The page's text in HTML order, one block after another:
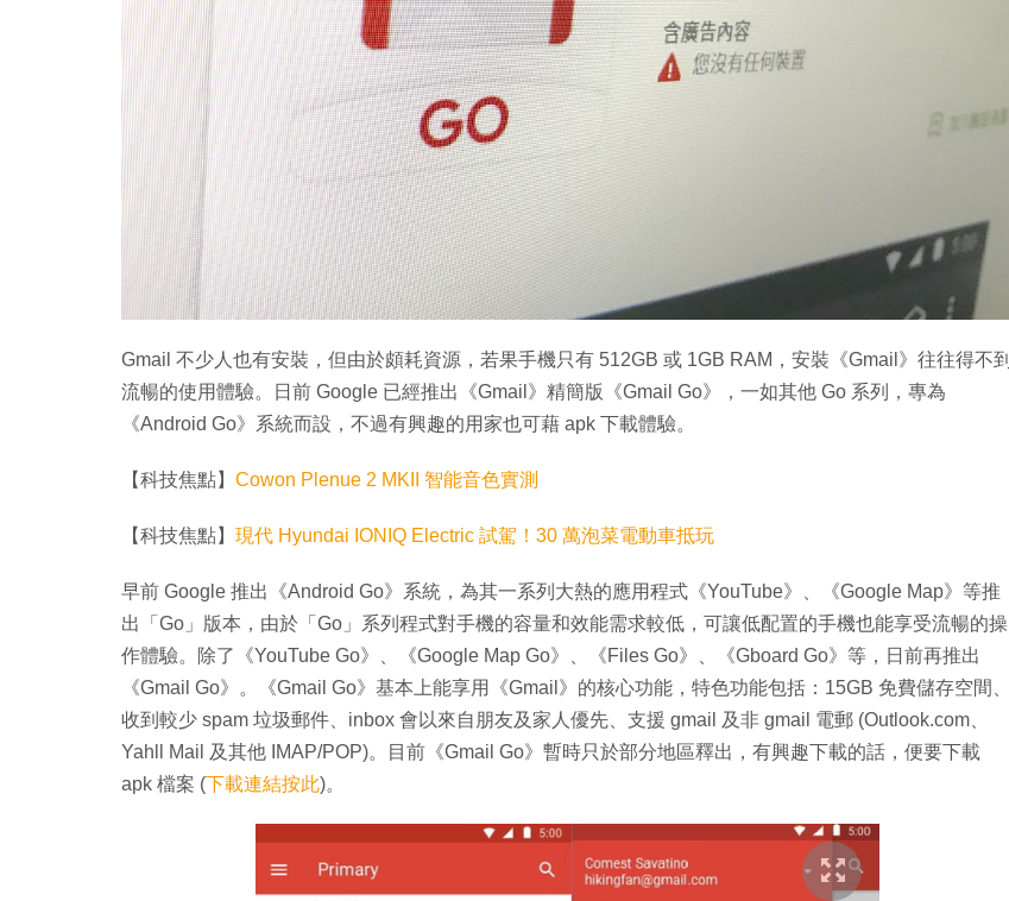
Gmail 不少人也有安裝，但由於頗耗資源，若果手機只有 512GB 或 1GB RAM，安裝《Gmail》往往得不到
流暢的使用體驗。日前 Google 已經推出《Gmail》精簡版《Gmail Go》，一如其他 Go 系列，專為
《Android Go》系統而設，不過有興趣的用家也可藉 apk 下載體驗。
【科技焦點】 Cowon Plenue 2 MKII 智能音色實測
【科技焦點】 現代 Hyundai IONIQ Electric 試駕！30 萬泡菜電動車抵玩
早前 Google 推出《Android Go》系統，為其一系列大熱的應用程式《YouTube》、《Google Map》等推
出「Go」版本，由於「Go」系列程式對手機的容量和效能需求較低，可讓低配置的手機也能享受流暢的操
作體驗。除了《YouTube Go》、《Google Map Go》、《Files Go》、《Gboard Go》等，日前再推出
《Gmail Go》。《Gmail Go》基本上能享用《Gmail》的核心功能，特色功能包括：15GB 免費儲存空間、
收到較少 spam 垃圾郵件、inbox 會以來自朋友及家人優先、支援 gmail 及非 gmail 電郵 (Outlook.com、
Yahll Mail 及其他 IMAP/POP)。目前《Gmail Go》暫時只於部分地區釋出，有興趣下載的話，便要下載
apk 檔案 (下載連結按此)。